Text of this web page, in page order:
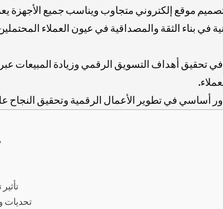
موقع إلكتروني متجاوب ويناسب جميع
في بناء الثقة والمصداقية في عيون العملاء
تحقيق أهداف التسويق الرقمي وزيادة المبيعات
أساسي في تطوير الأعمال الرقمية وتحقيق النجاح
تحديات